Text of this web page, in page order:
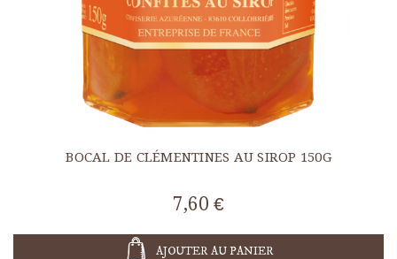
BOCAL DE CLÉMENTINES AU SIROP 150G
7,60 €
AJOUTER AU PANIER